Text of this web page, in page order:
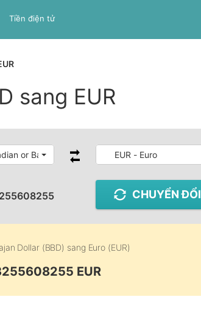
Tiền điện tử
sang EUR
or Bajan Dollar EUR - Euro
CHUYỂN ĐỔI
Dollar (BBD) sang Euro (EUR)
EUR